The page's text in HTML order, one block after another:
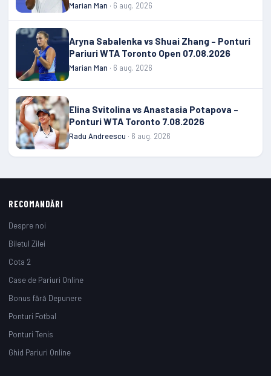
Marian Man · 6 aug. 2026
Aryna Sabalenka vs Shuai Zhang – Ponturi
Pariuri WTA Toronto Open 07.08.2026
Marian Man · 6 aug. 2026
Elina Svitolina vs Anastasia Potapova –
Ponturi WTA Toronto 7.08.2026
Radu Andreescu · 6 aug. 2026
RECOMANDĂRI
Despre noi
Biletul Zilei
Cota 2
Case de Pariuri Online
Bonus fără Depunere
Ponturi Fotbal
Ponturi Tenis
Ghid Pariuri Online